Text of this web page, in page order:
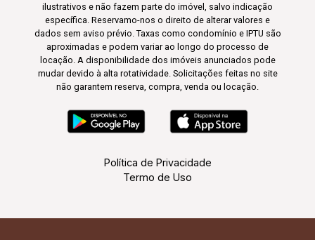
ilustrativos e não fazem parte do imóvel, salvo indicação
específica. Reservamo-nos o direito de alterar valores e
dados sem aviso prévio. Taxas como condomínio e IPTU são
aproximadas e podem variar ao longo do processo de
locação. A disponibilidade dos imóveis anunciados pode
mudar devido à alta rotatividade. Solicitações feitas no site
não garantem reserva, compra, venda ou locação.
Política de Privacidade
Termo de Uso